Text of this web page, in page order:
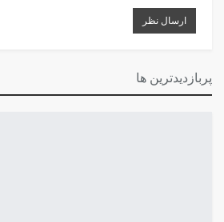
پربازدیدترین ها